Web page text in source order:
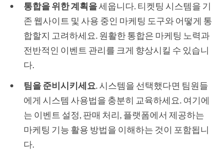
통합을 위한 계획을세웁니다. 티켓팅 시스템을 기
존 웹사이트 및 사용 중인 마케팅 도구와 어떻게 통
합할지 고려하세요. 원활한 통합은 마케팅 노력과
전반적인 이벤트 관리를 크게 향상시킬 수 있습니
다.
팀을 준비시키세요. 시스템을 선택했다면 팀원들
에게 시스템 사용법을 충분히 교육하세요. 여기에
는 이벤트 설정, 판매 처리, 플랫폼에서 제공하는
마케팅 기능 활용 방법을 이해하는 것이 포함됩니
다.